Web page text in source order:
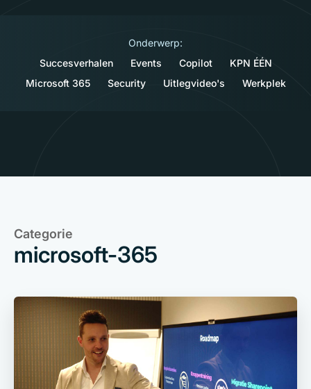
Onderwerp:
Succesverhalen
Events Copilot
KPN ÉÉN
Microsoft 365
Security Uitlegvideo's Werkplek
Categorie
microsoft-365